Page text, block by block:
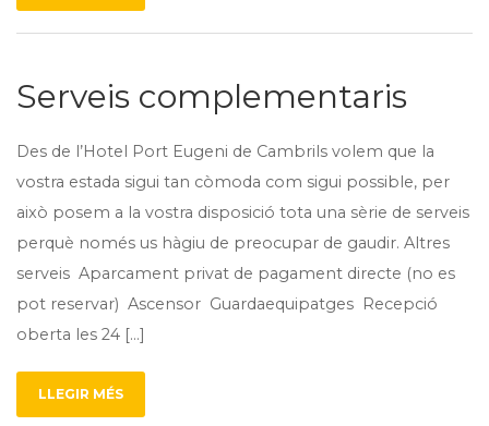
Serveis complementaris
Des de l’Hotel Port Eugeni de Cambrils volem que la
vostra estada sigui tan còmoda com sigui possible, per
això posem a la vostra disposició tota una sèrie de serveis
perquè només us hàgiu de preocupar de gaudir. Altres
serveis Aparcament privat de pagament directe (no es
pot reservar) Ascensor Guardaequipatges Recepció
oberta les 24 […]
LLEGIR MÉS